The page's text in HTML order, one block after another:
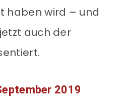
haben wird – und
auch der
2019